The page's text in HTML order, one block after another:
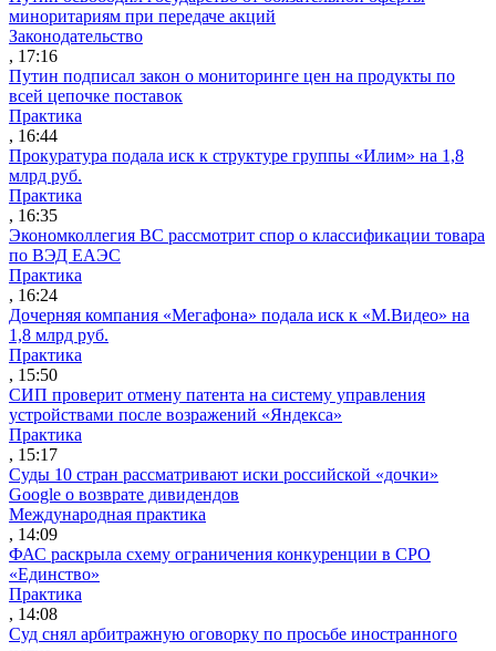
миноритариям при передаче акций
Законодательство
, 17:16
Путин подписал закон о мониторинге цен на продукты по
всей цепочке поставок
Практика
, 16:44
Прокуратура подала иск к структуре группы «Илим» на 1,8
млрд руб.
Практика
, 16:35
Экономколлегия ВС рассмотрит спор о классификации товара
по ВЭД ЕАЭС
Практика
, 16:24
Дочерняя компания «Мегафона» подала иск к «М.Видео» на
1,8 млрд руб.
Практика
, 15:50
СИП проверит отмену патента на систему управления
устройствами после возражений «Яндекса»
Практика
, 15:17
Суды 10 стран рассматривают иски российской «дочки»
Google о возврате дивидендов
Международная практика
, 14:09
ФАС раскрыла схему ограничения конкуренции в СРО
«Единство»
Практика
, 14:08
Суд снял арбитражную оговорку по просьбе иностранного